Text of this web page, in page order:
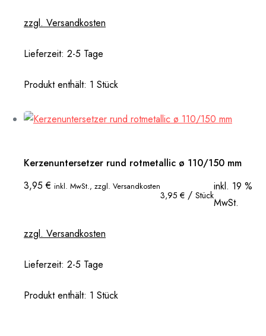
zzgl. Versandkosten
Lieferzeit: 2-5 Tage
Produkt enthält: 1 Stück
Kerzenuntersetzer rund rotmetallic ø 110/150 mm
3,95€ inkl. MwSt., zzgl. Versandkosten
3,95 € / Stück
inkl. 19 %
MwSt.
zzgl. Versandkosten
Lieferzeit: 2-5 Tage
Produkt enthält: 1 Stück